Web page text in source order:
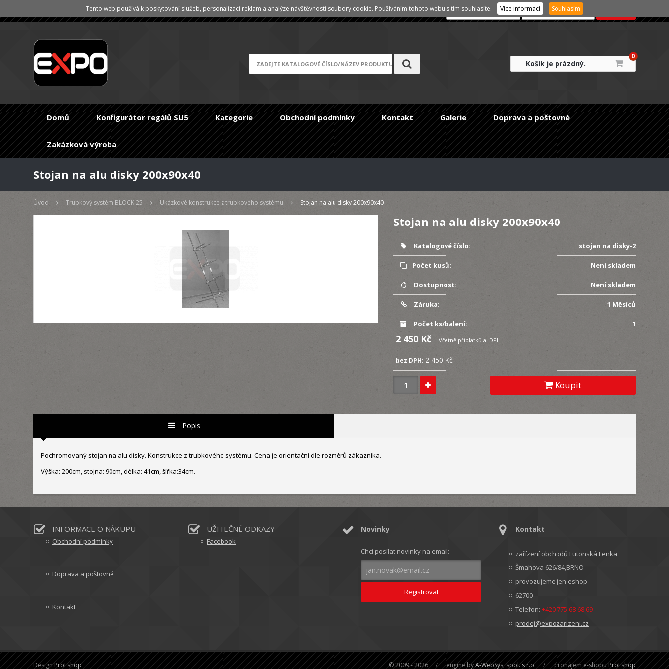
Registrace/Zapomenuté heslo
Košík je prázdný.
0
Domů Konfigurátor regálů SU5 Kategorie Obchodní podmínky Kontakt Galerie Doprava a poštovné
Zakázková výroba
Stojan na alu disky 200x90x40
Úvod Trubkový systém BLOCK 25 Ukázkové konstrukce z trubkového systému Stojan na alu disky 200x90x40
Stojan na alu disky 200x90x40
Katalogové číslo: stojan na disky-2
Počet kusů: Není skladem
Dostupnost: Není skladem
Záruka: 1 Měsíců
Počet ks/balení: 1
2 450 Kč Včetně příplatků a DPH
bez DPH: 2 450 Kč
Koupit
Popis
Pochromovaný stojan na alu disky. Konstrukce z trubkového systému. Cena je orientační dle rozměrů zákazníka.
Výška: 200cm, stojna: 90cm, délka: 41cm, šířka:34cm.
INFORMACE O NÁKUPU
Obchodní podmínky
Doprava a poštovné
Kontakt
UŽITEČNÉ ODKAZY
Facebook
Novinky
Chci posílat novinky na email:
Kontakt
zařízení obchodů Lutonská Lenka
Šmahova 626/84,BRNO
provozujeme jen eshop
62700
Telefon: +420 775 68 68 69
prodej@expozarizeni.cz
DesignProEshop © 2009 - 2026 engine byA-WebSys, spol. s r.o. pronájem e-shopuProEshop
Tento web používá k poskytování služeb, personalizaci reklam a analýze návštěvnosti soubory cookie. Používáním tohoto webu s tím souhlasíte. Více informací Souhlasím